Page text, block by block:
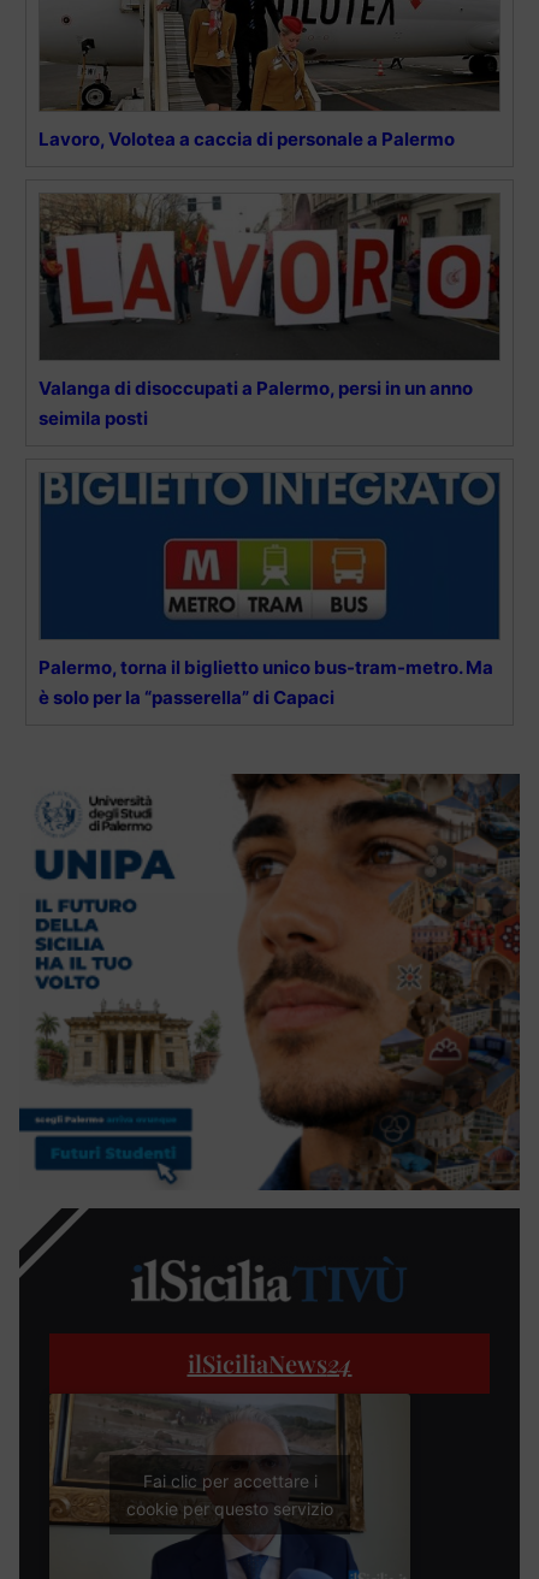
Lavoro, Volotea a caccia di personale a Palermo
Valanga di disoccupati a Palermo, persi in un anno
seimila posti
Palermo, torna il biglietto unico bus-tram-metro. Ma
è solo per la “passerella” di Capaci
ilSiciliaNews24
Fai clic per accettare i
cookie per questo servizio